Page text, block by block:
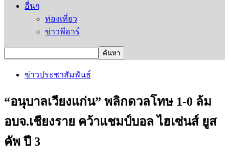
อื่นๆ
ท่องเที่ยว
ข่าวพีอาร์
ข่าวประชาสัมพันธ์
“อนุบาลเวียงแก่น” พลิกดวลโทษ 1-0 ล้ม
อบจ.เชียงราย คว้าแชมป์บอล ไฮเซ่นส์ ยูส
คัพ ปี 3